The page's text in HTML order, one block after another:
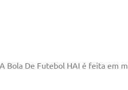
Bola De Futebol HAI é feita em